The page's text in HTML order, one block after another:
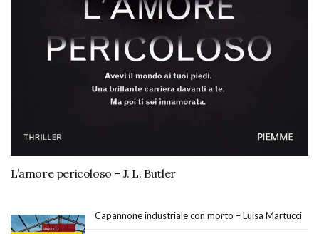
L’amore pericoloso – J. L. Butler
Capannone industriale con morto – Luisa Martucci